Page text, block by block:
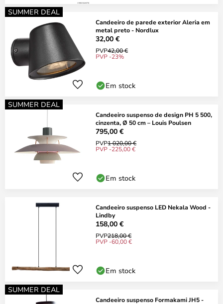
SUMMER DEAL
Candeeiro de parede exterior Aleria em
metal preto - Nordlux
32,00 €
PVP42,00 €
PVP -23%
Em stock
SUMMER DEAL
Candeeiro suspenso de design PH 5 500,
cinzenta, Ø 50 cm – Louis Poulsen
795,00 €
PVP1 020,00 €
PVP -225,00 €
Em stock
Candeeiro suspenso LED Nekala Wood -
Lindby
158,00 €
PVP218,00 €
PVP -60,00 €
Em stock
SUMMER DEAL
Candeeiro suspenso Formakami JH5 -